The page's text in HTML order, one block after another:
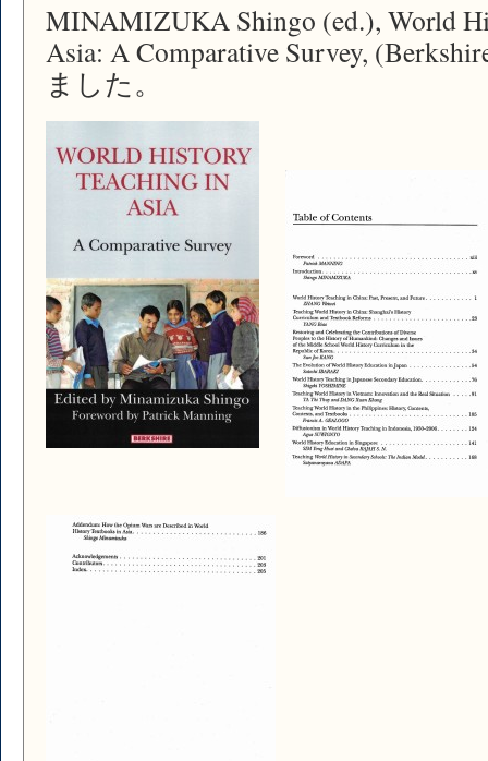
MINAMIZUKA Shingo (ed.), World
Asia: A Comparative Survey,
ました。